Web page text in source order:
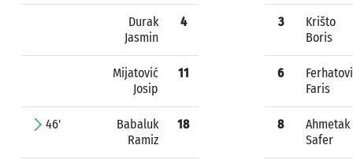
Durak
Jasmin
4
Mijatović
Josip
11
46'
Babaluk
Ramiz
18
3
Krišto
Boris
6
Faris
8
Ahmetak
Safer